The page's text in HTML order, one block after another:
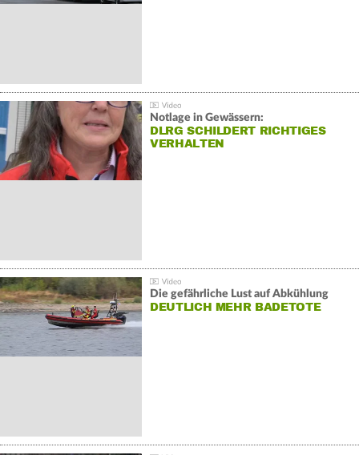
Notlage in Gewässern:
DLRG SCHILDERT RICHTIGES
VERHALTEN
Die gefährliche Lust auf Abkühlung
DEUTLICH MEHR BADETOTE